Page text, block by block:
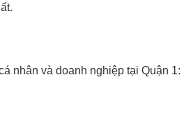
nhân và doanh nghiệp tại Quận 1: